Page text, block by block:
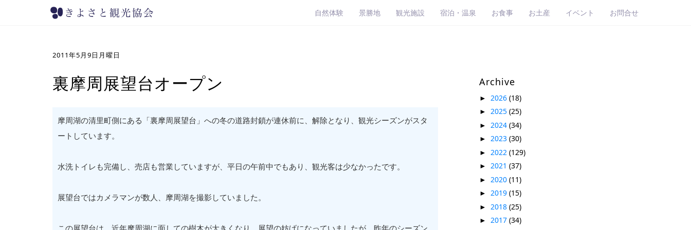
自然体験 景勝地 観光施設 宿泊・温泉 お食事 お土産 イベント お問合せ
2011年5月9日月曜日
裏摩周展望台オープン
摩周湖の清里町側にある「裏摩周展望台」への冬の道路封鎖が連休前に、解除となり、観光シーズンがスタ
ートしています。
水洗トイレも完備し、売店も営業していますが、平日の午前中でもあり、観光客は少なかったです。
展望台ではカメラマンが数人、摩周湖を撮影していました。
この展望台は、近年摩周湖に面しての樹木が大きくなり、展望の妨げになっていましたが、昨年のシーズン
Archive
► 2026 (18)
► 2025 (25)
► 2024 (34)
► 2023 (30)
► 2022 (129)
► 2021 (37)
► 2020 (11)
► 2019 (15)
► 2018 (25)
► 2017 (34)